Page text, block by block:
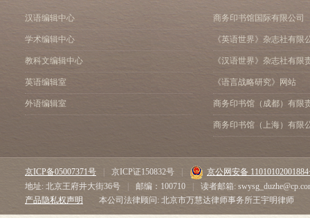
渔家傲•秋思 [宋]范仲淹
浣溪沙 [宋]晏殊
登飞来 [宋]王安石
......
汉语编辑中心
学术编辑中心
教科文编辑中心
英语编辑室
外语编辑室
商务印书馆国际有限公司
《英语世界》杂志社有限
《汉语世界》杂志社有限
《语言战略研究》网站
商务印书馆（成都）有限
商务印书馆（上海）有限
京ICP备05007371号 京ICP证150832号
京公网安备
地址: 北京王府井大街36号
邮编：100710
读者邮箱:
产品隐私权声明
本公司法律顾问: 北京市万慧达律师事务所王宇明律师